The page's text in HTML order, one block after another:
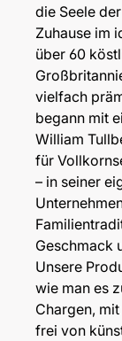
die Seele
Zuhause im
über 60
vielfach
begann mit
William
für
– in seiner
Geschmack
Unsere
wie man es
Chargen,
frei von